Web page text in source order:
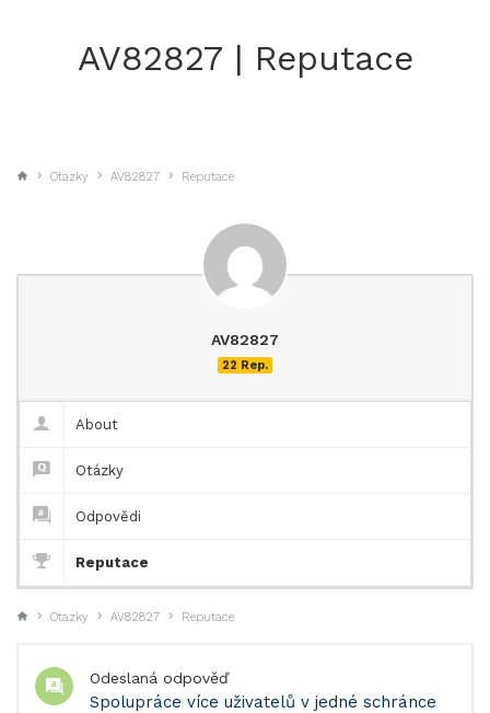
AV82827 | Reputace
Otazky AV82827 Reputace
AV82827
22 Rep.
About
Otázky
Odpovědi
Reputace
Otazky AV82827 Reputace
Odeslaná odpověď
Spolupráce více uživatelů v jedné schránce